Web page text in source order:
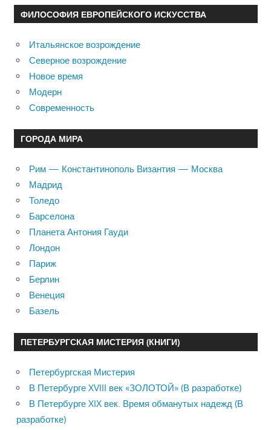
ФИЛОСОФИЯ ЕВРОПЕЙСКОГО ИСКУССТВА
Итальянское возрождение
Северное возрождение
Новое время
Модерн
Современность
ГОРОДА МИРА
Рим — Константинополь Византия — Москва
Мадрид
Толедо
Барселона
Планета Антония Гауди
Лондон
Париж
Берлин
Венеция
Базель
ПЕТЕРБУРГСКАЯ МИСТЕРИЯ (КНИГИ)
Петербургская Мистерия
В Петербурге XVIII век «ЗОЛОТОЙ» (В разработке)
В Петербурге XIX век. Время обманутых надежд (В
разработке)